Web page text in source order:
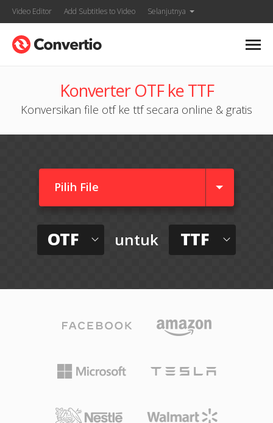
Video Editor Add Subtitles to Video Selanjutnya
Konverter OTF ke TTF
Konversikan file otf ke ttf secara online & gratis
Pilih File
OTF untuk TTF